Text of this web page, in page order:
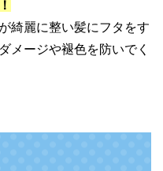
綺麗に整い髪にフタをす
メージや褪色を防いでく